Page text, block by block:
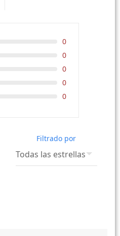
0
0
0
0
0
Filtrado por